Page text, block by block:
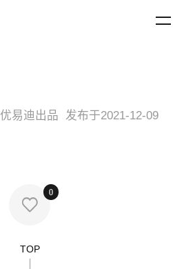

0
优易迪出品 发布于2021-12-09
TOP